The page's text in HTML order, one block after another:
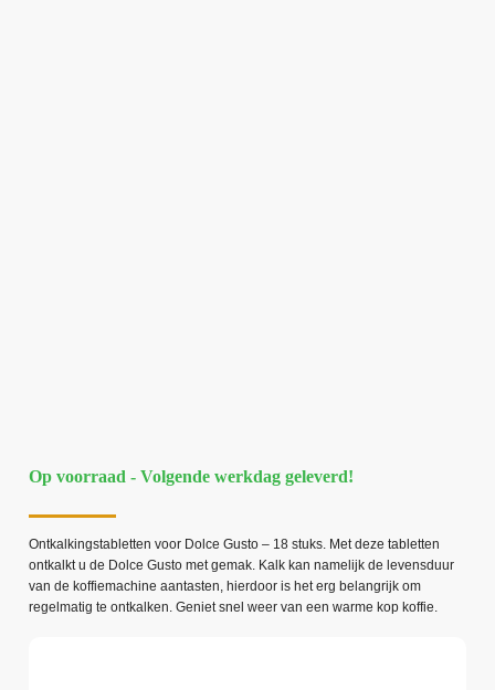
Op voorraad - Volgende werkdag geleverd!
Ontkalkingstabletten voor Dolce Gusto – 18 stuks. Met deze tabletten
ontkalkt u de Dolce Gusto met gemak. Kalk kan namelijk de levensduur
van de koffiemachine aantasten, hierdoor is het erg belangrijk om
regelmatig te ontkalken. Geniet snel weer van een warme kop koffie.